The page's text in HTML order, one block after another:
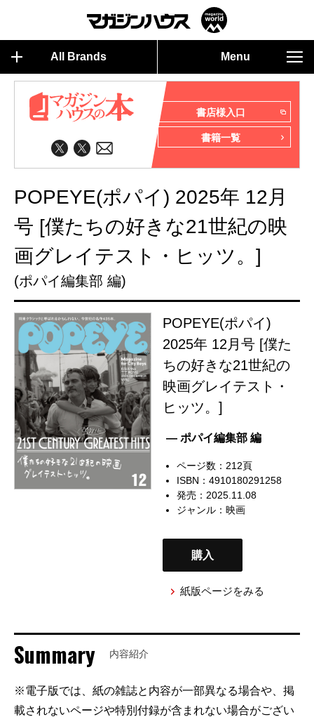
All Brands Menu
書店様入口
書籍一覧
POPEYE(ポパイ) 2025年 12月
号 [僕たちの好きな21世紀の映
画グレイテスト・ヒッツ。]
(ポパイ編集部 編)
POPEYE(ポパイ)
2025年 12月号 [僕た
ちの好きな21世紀の
映画グレイテスト・
ヒッツ。]
— ポパイ編集部 編
ページ数：212頁
ISBN：4910180291258
発売：2025.11.08
ジャンル：映画
購入
紙版ページをみる
Summary 内容紹介
※電子版では、紙の雑誌と内容が一部異なる場合や、掲
載されないページや特別付録が含まれない場合がござい